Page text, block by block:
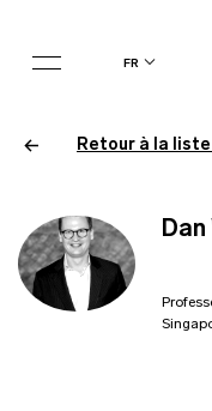
fr
Dan
Retour à la